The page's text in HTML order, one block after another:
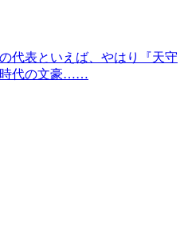
代表といえば、やはり『天守
時代の文豪……